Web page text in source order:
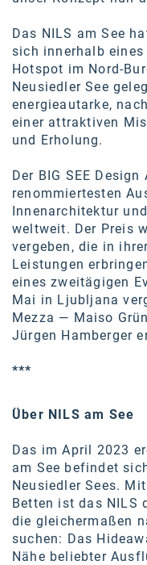
Das NILS am See
sich innerhalb
Hotspot im Nord-
Neusiedler See
energieautarke,
einer attraktiven
und Erholung.
Der BIG SEE
renommiertesten
Innenarchitektur
weltweit. Der Preis
vergeben, die in
Leistungen
eines zweitägigen
Mai in Ljubljana
Mezza — Maiso
Jürgen Hamberger
***
Über NILS am See
Das im April 2023
am See befindet
Neusiedler Sees.
Betten ist das NILS
die gleichermaßen
suchen: Das
Nähe beliebter